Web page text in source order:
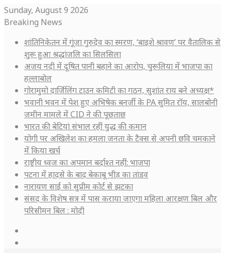
Sunday, August 9 2026
Breaking News
शांतिनिकेतन में गूंजा गुरुदेव का स्मरण, ‘बाइशे श्रावण’ पर वैतालिक से
शुरू हुआ श्रद्धांजलि का सिलसिला
अजय नदी में दूषित पानी बहाने का आरोप, चुरूलिया में भाजपा का
हल्लाबोल
गोरामुमो दार्जिलिंग टाउन कमिटी का गठन, सुशांत राय बने अध्यक्ष*
भवानी भवन में पेश हुए अभिषेक बनर्जी के PA सुमित रॉय, सालबोनी
जमीन मामले में CID ने की पूछताछ
भारत की बेटियां संभाल रहीं युद्ध की कमान
योगी पर अखिलेश का हमला जनता के टैक्स से अपनी छवि चमकाने
में किया खर्च
राष्ट्रीय ध्वज का अपमान बर्दाश्त नहीं: भाजपा
पटना में हादसे के बाद बेकाबू भीड़ का तांडव
नारायण साईं को सुप्रीम कोर्ट से झटका
संसद के विशेष सत्र में पास कराया जाएगा महिला आरक्षण बिल और
परिसीमन बिल : मोदी